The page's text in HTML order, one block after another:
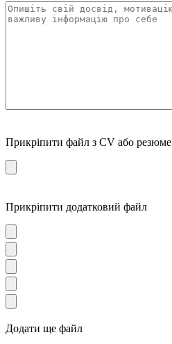
Прикріпити файл з CV або резюме
Прикріпити додатковий файл
Додати ще файл